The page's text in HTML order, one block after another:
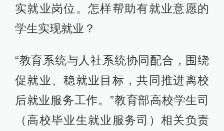
实就业岗位。怎样帮助有就业意愿的
学生实现就业？
“教育系统与人社系统协同配合，围绕
促就业、稳就业目标，共同推进离校
后就业服务工作。”教育部高校学生司
（高校毕业生就业服务司）相关负责